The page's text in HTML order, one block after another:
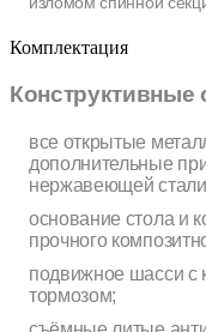
Комплектация
Конструктивные
все открытые
дополнительные
нержавеющей
основание стола и
прочного
подвижное шасси с
тормозом;